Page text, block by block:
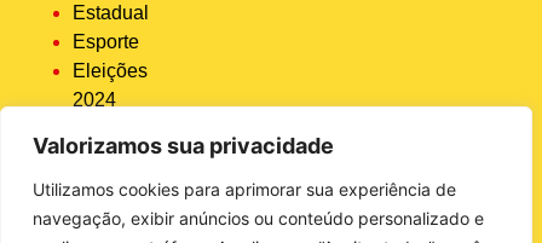
Valorizamos sua privacidade
Utilizamos cookies para aprimorar sua experiência de
navegação, exibir anúncios ou conteúdo personalizado e
Estadual
Esporte
Eleições
2024
Destaque
COVID 19
Brasil